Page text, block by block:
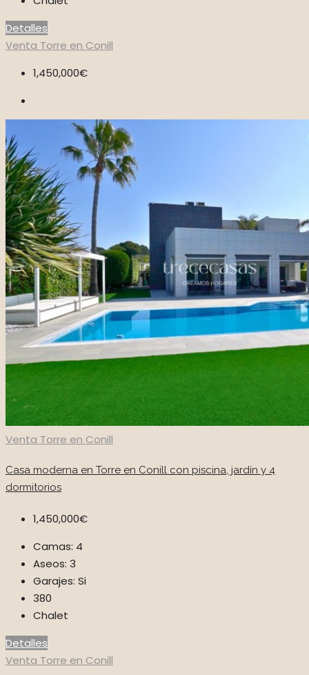
Detalles
Venta Torre en Conill
1,450,000€
Venta Torre en Conill
Casa moderna en Torre en Conill con piscina, jardín y 4
dormitorios
1,450,000€
Camas: 4
Aseos: 3
Garajes: Si
380
Chalet
Detalles
Venta Torre en Conill